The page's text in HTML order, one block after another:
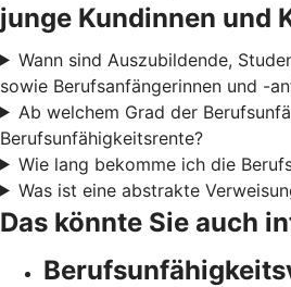
junge Kundinnen und
Wann sind Auszubildende,
sowie Berufsanfängerinnen und -
Ab welchem Grad der
Berufsunfähigkeitsrente?
Wie lang bekomme ich die
Was ist eine abstrakte
Das könnte Sie auch